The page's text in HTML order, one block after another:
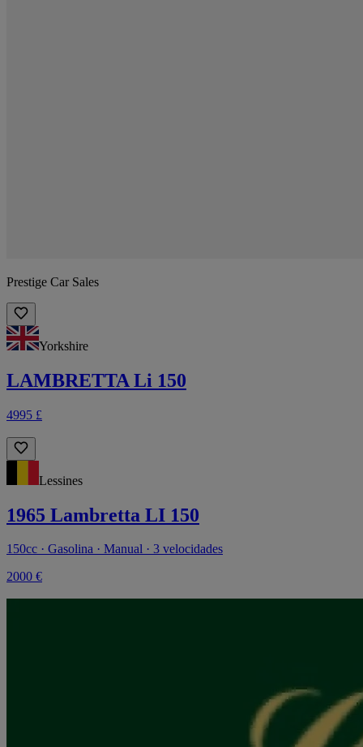
Prestige Car Sales
Yorkshire
LAMBRETTA Li 150
4995 £
Lessines
1965 Lambretta LI 150
150cc · Gasolina · Manual · 3 velocidades
2000 €